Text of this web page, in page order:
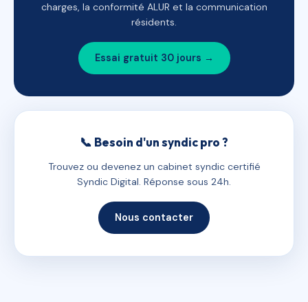
charges, la conformité ALUR et la communication
résidents.
Essai gratuit 30 jours →
📞 Besoin d'un syndic pro ?
Trouvez ou devenez un cabinet syndic certifié
Syndic Digital. Réponse sous 24h.
Nous contacter